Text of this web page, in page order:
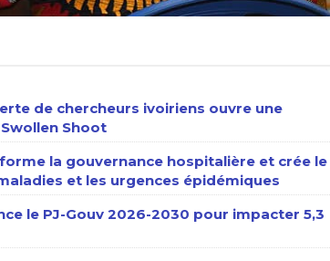
de chercheurs ivoiriens ouvre une
Shoot
la gouvernance hospitalière et crée le
et les urgences épidémiques
le PJ-Gouv 2026-2030 pour impacter 5,3